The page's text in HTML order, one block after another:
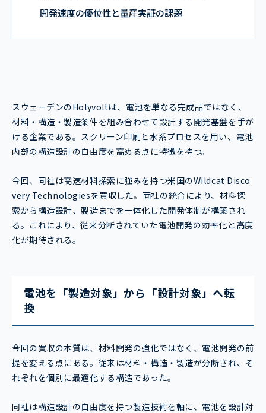
開発速度の優位性と量産実証の課題
スウェーデンのHolyvoltは、電池を単なる完成品ではなく、
材料・構造・製造条件を組み合わせて設計する開発基盤を手が
ける企業である。スクリーン印刷と水系プロセスを用い、電池
内部の構造設計の自由度を高める点に特徴を持つ。
今回、同社は高速材料探索に強みを持つ米国のWildcat Disco
very Technologiesを買収した。両社の統合により、材料探
索から構造設計、製造までを一体化した開発体制が構築され
る。これにより、従来分断されていた電池開発の効率化と高度
化が期待される。
電池を「製造対象」から「設計対象」へ転
換
今回の買収の本質は、材料開発の強化ではなく、電池開発の前
提を変える点にある。従来は材料・構造・製造が分断され、そ
れぞれを個別に最適化する構造であった。
同社は構造設計の自由度を持つ製造技術を軸に、電池を設計対